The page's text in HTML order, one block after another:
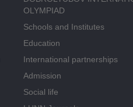
OLYMPIAD
Schools and Institutes
Education
International partnerships
Admission
Social life